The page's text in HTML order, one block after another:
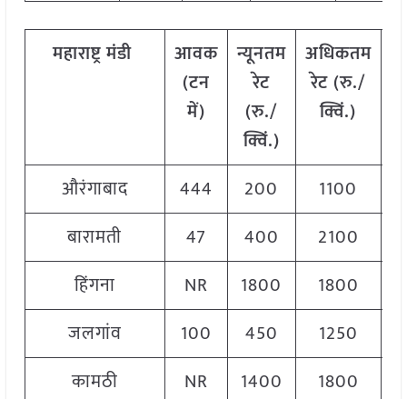
महाराष्ट्रमंडी
आवक
(टन
में)
न्यूनतम
रेट
(रु./
क्विं.)
अधिकतम
रेट (रु./
क्विं.)
औरंगाबाद
444 200 1100
बारामती
47 400 2100
हिंगना
NR 1800 1800
जलगांव
100 450 1250
कामठी
NR 1400 1800